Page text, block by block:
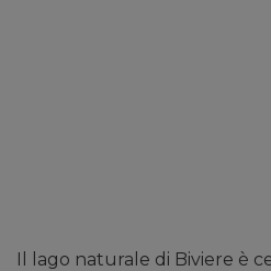
Il lago naturale di Biviere è